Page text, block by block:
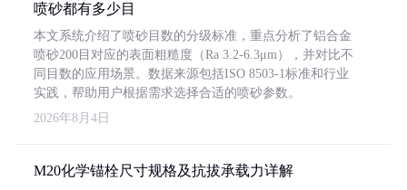
喷砂都有多少目
本文系统介绍了喷砂目数的分级标准，重点分析了铝合金
喷砂200目对应的表面粗糙度（Ra 3.2-6.3μm），并对比不
同目数的应用场景。数据来源包括ISO 8503-1标准和行业
实践，帮助用户根据需求选择合适的喷砂参数。
2026年8月4日
M20化学锚栓尺寸规格及抗拔承载力详解